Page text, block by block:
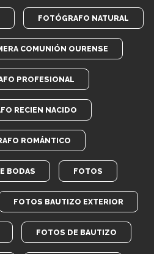
FOTÓGRAFO NATURAL
COMUNIÓN OURENSE
PROFESIONAL
RECIEN NACIDO
ROMÁNTICO
BODAS FOTOS
FOTOS BAUTIZO EXTERIOR
FOTOS DE BAUTIZO